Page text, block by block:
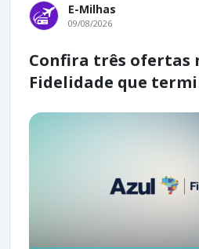
E-Milhas
09/08/2026
Confira três ofertas
Fidelidade que